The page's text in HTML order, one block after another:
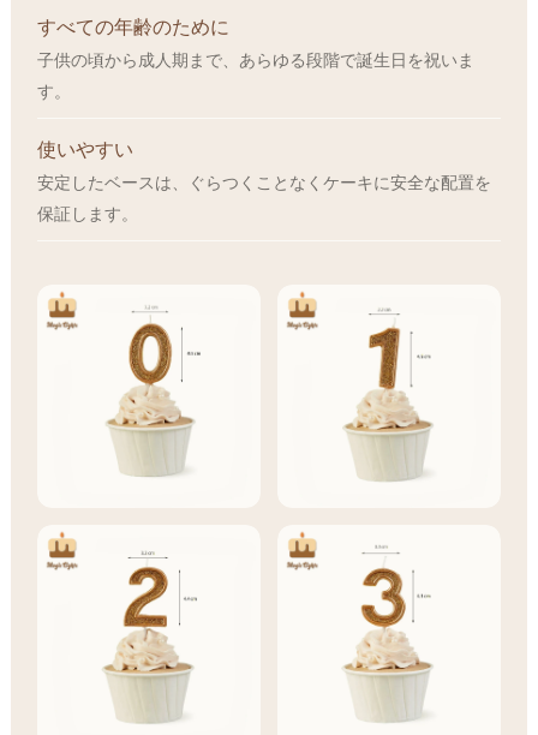
すべての年齢のために
子供の頃から成人期まで、あらゆる段階で誕生日を祝いま
す。
使いやすい
安定したベースは、ぐらつくことなくケーキに安全な配置を
保証します。